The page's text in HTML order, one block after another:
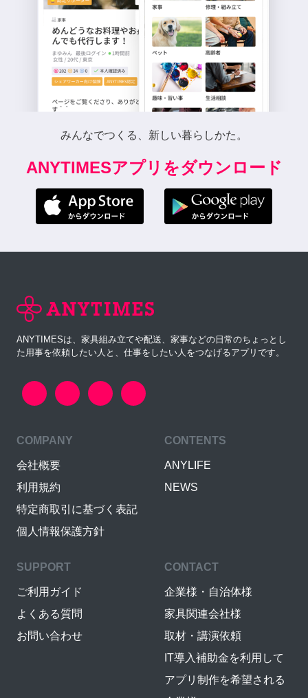
みんなでつくる、新しい暮らしかた。
ANYTIMESアプリをダウンロード
ANYTIMESは、家具組み立てや配送、家事などの日常のちょっとし
た用事を依頼したい人と、仕事をしたい人をつなげるアプリです。
COMPANY
会社概要
利用規約
特定商取引に基づく表記
個人情報保護方針
CONTENTS
ANYLIFE
NEWS
SUPPORT
ご利用ガイド
よくある質問
お問い合わせ
CONTACT
企業様・自治体様
家具関連会社様
取材・講演依頼
IT導入補助金を利用して
アプリ制作を希望される